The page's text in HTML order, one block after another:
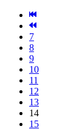
7
8
9
10
11
12
13
14
15